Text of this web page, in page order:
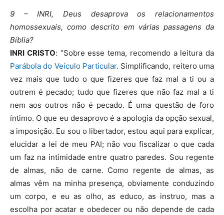
9 – INRI, Deus desaprova os relacionamentos
homossexuais, como descrito em várias passagens da
Bíblia?
INRI CRISTO: “Sobre esse tema, recomendo a leitura da
Parábola do Veículo Particular. Simplificando, reitero uma
vez mais que tudo o que fizeres que faz mal a ti ou a
outrem é pecado; tudo que fizeres que não faz mal a ti
nem aos outros não é pecado. É uma questão de foro
íntimo. O que eu desaprovo é a apologia da opção sexual,
a imposição. Eu sou o libertador, estou aqui para explicar,
elucidar a lei de meu PAI; não vou fiscalizar o que cada
um faz na intimidade entre quatro paredes. Sou regente
de almas, não de carne. Como regente de almas, as
almas vêm na minha presença, obviamente conduzindo
um corpo, e eu as olho, as educo, as instruo, mas a
escolha por acatar e obedecer ou não depende de cada